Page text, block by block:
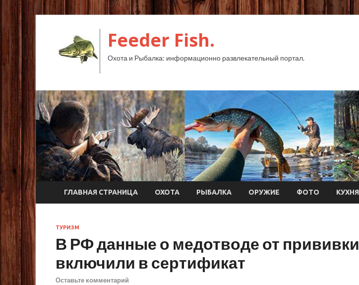
Feeder Fish.
Охота и Рыбалка: информационно развлекательный портал.
ГЛАВНАЯ СТРАНИЦА ОХОТА РЫБАЛКА ОРУЖИЕ ФОТО КУХНЯ
ТУРИЗМ
В РФ данные о медотводе от прививки
включили в сертификат
Оставьте комментарий